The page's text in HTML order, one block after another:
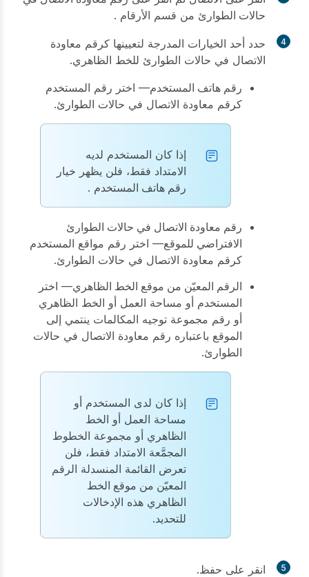
حالات الطوارئ من قسم الأرقام .
4
حدد أحد الخيارات المدرجة لتعيينها كرقم معاودة
الاتصال في حالات الطوارئ للخط الظاهري.
رقم هاتف المستخدم— اختر رقم المستخدم
كرقم معاودة الاتصال في حالات الطوارئ.
إذا كان المستخدم لديه
الامتداد فقط، فلن يظهر خيار
رقم هاتف المستخدم .
رقم معاودة الاتصال في حالات الطوارئ
الافتراضي للموقع— اختر رقم مواقع المستخدم
كرقم معاودة الاتصال في حالات الطوارئ.
الرقم المعيّن من موقع الخط الظاهري— اختر
المستخدم أو مساحة العمل أو الخط الظاهري
أو رقم مجموعة توجيه المكالمات ينتمي إلى
الموقع باعتباره رقم معاودة الاتصال في حالات
الطوارئ.
إذا كان لدى المستخدم أو
مساحة العمل أو الخط
الظاهري أو مجموعة الخطوط
المجمَّعة الامتداد فقط، فلن
تعرض القائمة المنسدلة الرقم
المعيّن من موقع الخط
الظاهري هذه الإدخالات
للتحديد.
5 انقر على حفظ.